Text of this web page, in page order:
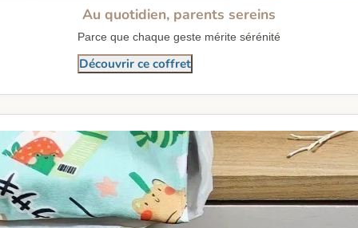
Au quotidien, parents sereins
Parce que chaque geste mérite sérénité
Découvrir ce coffret